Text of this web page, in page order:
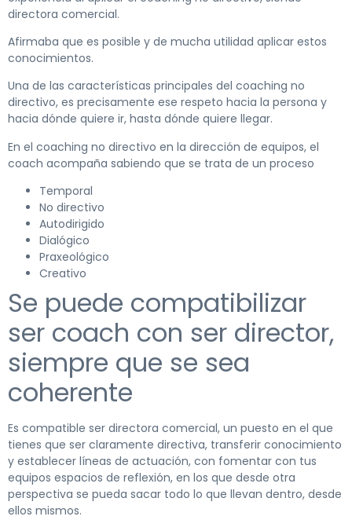
directora comercial.
Afirmaba que es posible y de mucha utilidad aplicar estos
conocimientos.
Una de las características principales del coaching no
directivo, es precisamente ese respeto hacia la persona y
hacia dónde quiere ir, hasta dónde quiere llegar.
En el coaching no directivo en la dirección de equipos, el
coach acompaña sabiendo que se trata de un proceso
Temporal
No directivo
Autodirigido
Dialógico
Praxeológico
Creativo
Se puede compatibilizar
ser coach con ser director,
siempre que se sea
coherente
Es compatible ser directora comercial, un puesto en el que
tienes que ser claramente directiva, transferir conocimiento
y establecer líneas de actuación, con fomentar con tus
equipos espacios de reflexión, en los que desde otra
perspectiva se pueda sacar todo lo que llevan dentro, desde
ellos mismos.